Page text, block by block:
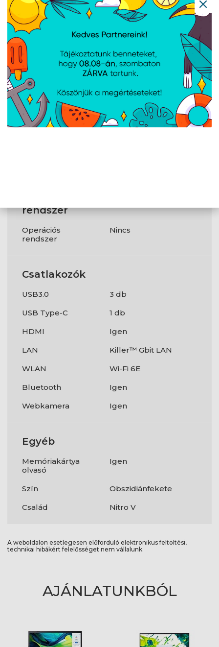
Videokártya
VGA gyártó
NVIDIA®
VGA család
GeForce®
VGA széria
RTX 5070
VGA memória
mérete
8GB
rendszer
Operációs
rendszer
Nincs
Csatlakozók
USB3.0
3 db
USB Type-C
1 db
HDMI
Igen
LAN
Killer™ Gbit LAN
WLAN
Wi-Fi 6E
Bluetooth
Igen
Webkamera
Igen
Egyéb
Memóriakártya
olvasó
Igen
Szín
Obszidiánfekete
Család
Nitro V
A weboldalon esetlegesen előforduló elektronikus feltöltési,
technikai hibákért felelősséget nem vállalunk.
AJÁNLATUNKBÓL